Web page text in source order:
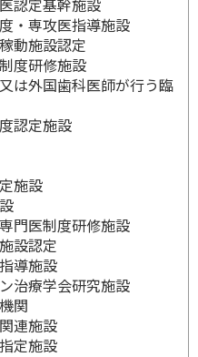
認定基幹施設
・専攻医指導施設
動施設認定
度研修施設
は外国歯科医師が行う臨
認定施設
施設
門医制度研修施設
設認定
導施設
治療学会研究施設
関
連施設
定施設